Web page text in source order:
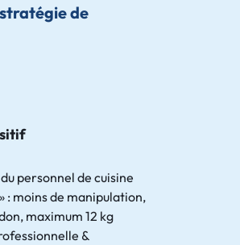
de
personnel de cuisine
: moins de manipulation,
maximum 12 kg
&